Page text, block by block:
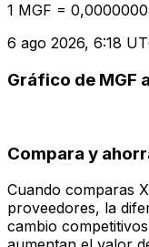
1 MGF =
6 ago 2026, 6:18
Gráfico de MGF
Compara y
Cuando comparas
proveedores, la
cambio